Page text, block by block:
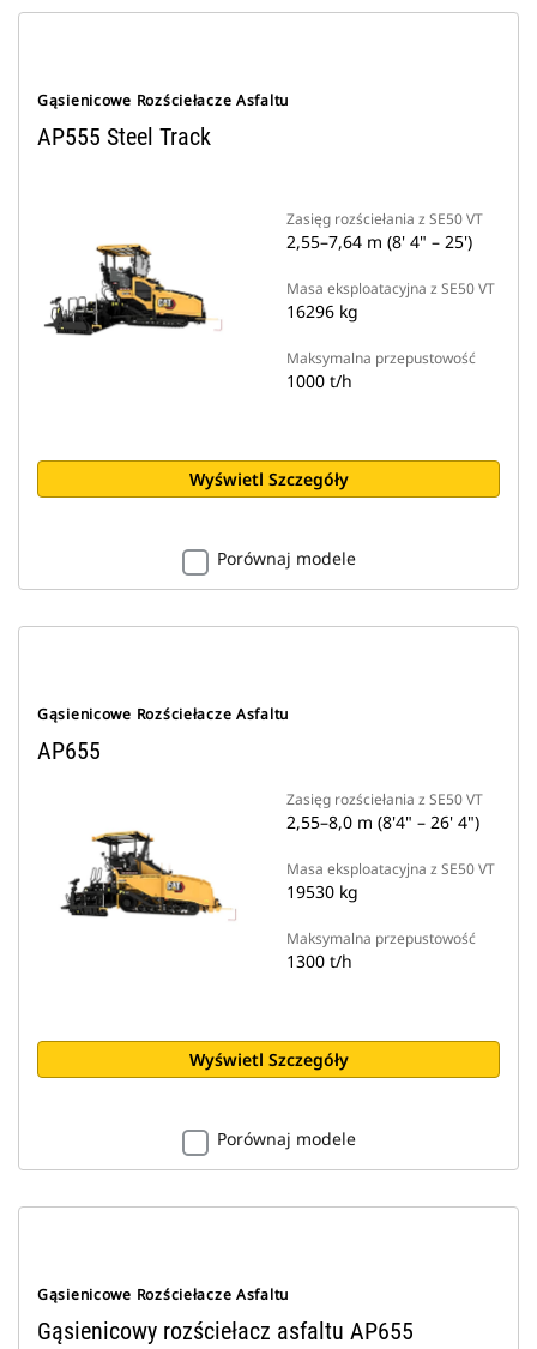
Gąsienicowe Rozściełacze Asfaltu
AP555 Steel Track
Zasięg rozściełania z SE50 VT
2,55–7,64 m (8' 4" – 25')
Masa eksploatacyjna z SE50 VT
16296 kg
Maksymalna przepustowość
1000 t/h
Wyświetl Szczegóły
Porównaj modele
Gąsienicowe Rozściełacze Asfaltu
AP655
Zasięg rozściełania z SE50 VT
2,55–8,0 m (8'4" – 26' 4")
Masa eksploatacyjna z SE50 VT
19530 kg
Maksymalna przepustowość
1300 t/h
Wyświetl Szczegóły
Porównaj modele
Gąsienicowe Rozściełacze Asfaltu
Gąsienicowy rozściełacz asfaltu AP655